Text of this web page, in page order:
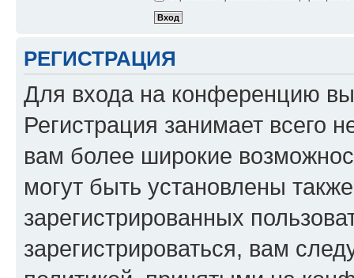
РЕГИСТРАЦИЯ
Для входа на конференцию
Регистрация занимает всего
вам более широкие
могут быть установлены
зарегистрированных
зарегистрироваться, вам